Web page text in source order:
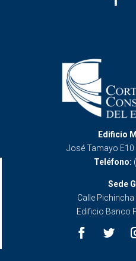
Edificio
José Tamayo
Teléfono:
Sede
Calle Pichincha
Edificio Banco